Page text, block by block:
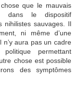
que le mauvais
dans le dispositif
nihilistes sauvages. Il
ni même d’une
n’y aura pas un cadre
permettant
chose est possible
des symptômes